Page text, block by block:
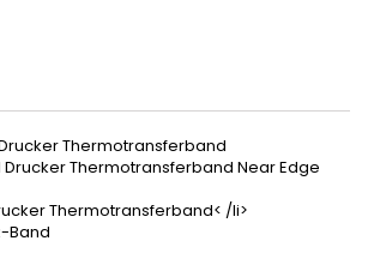
Drucker Thermotransferband
Drucker Thermotransferband Near Edge
Thermotransferband< /li>
Band